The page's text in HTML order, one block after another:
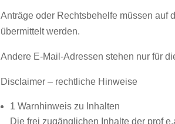
Anträge oder Rechtsbehelfe müssen auf
übermittelt werden.
Andere E-Mail-Adressen stehen nur für
Disclaimer – rechtliche Hinweise
1 Warnhinweis zu Inhalten
Die frei zugänglichen Inhalte der prof